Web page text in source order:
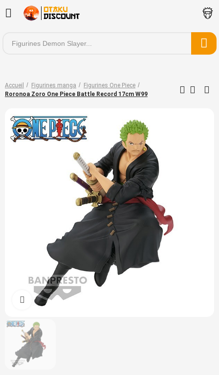
Accueil Figurines manga
Figurines One Piece
Roronoa Zoro One Piece Battle Record 17cm W99
Cliquez pour agrandir